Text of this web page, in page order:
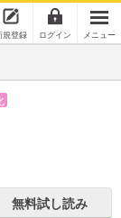
規登録 ログイン メニュー
無料試し読み